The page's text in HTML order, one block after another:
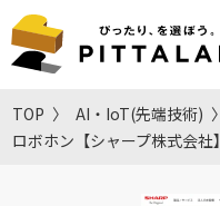
TOP AI・IoT(先端技術)
ロボホン【シャープ株式会社】